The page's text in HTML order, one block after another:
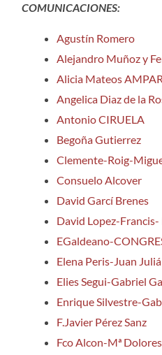
COMUNICACIONES:
Agustín Romero
Alejandro Muñoz y
Alicia Mateos
Angelica Diaz de la
Antonio CIRUELA
Begoña Gutierrez
Clemente-Roig-
Consuelo Alcover
David Garcí Brenes
David Lopez-
EGaldeano-
Elena Peris-Juan Juliá
Elies Segui-Gabriel
Enrique Silvestre-
F.Javier Pérez Sanz
Fco Alcon-Mª